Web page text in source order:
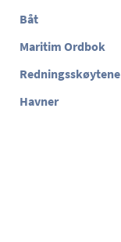
Båt
Maritim Ordbok
Redningsskøytene
Havner